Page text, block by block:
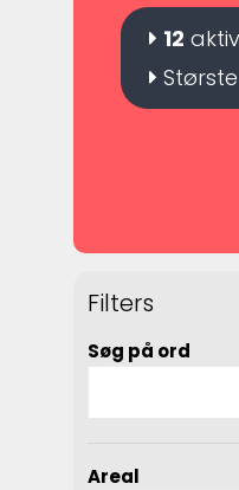
12
Filters
Søg på ord
Areal